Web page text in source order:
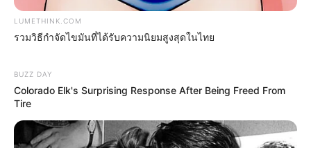
เรื่องอื่นๆ ที่น่าสนใจ
LUMETHINK.COM
รวมวิธีกำจัดไขมันที่ได้รับความนิยมสูงสุดในไทย
BUZZ DAY
Colorado Elk's Surprising Response After Being Freed From
Tire